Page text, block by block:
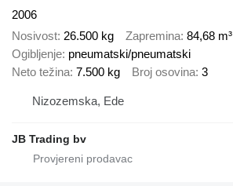
2006
Nosivost 26.500 kg Zapremina 84,68 m³
Ogibljenje pneumatski/pneumatski
Neto težina 7.500 kg Broj osovina 3
Nizozemska, Ede
JB Trading bv